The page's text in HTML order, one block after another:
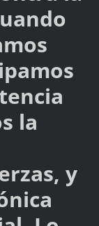
la
y